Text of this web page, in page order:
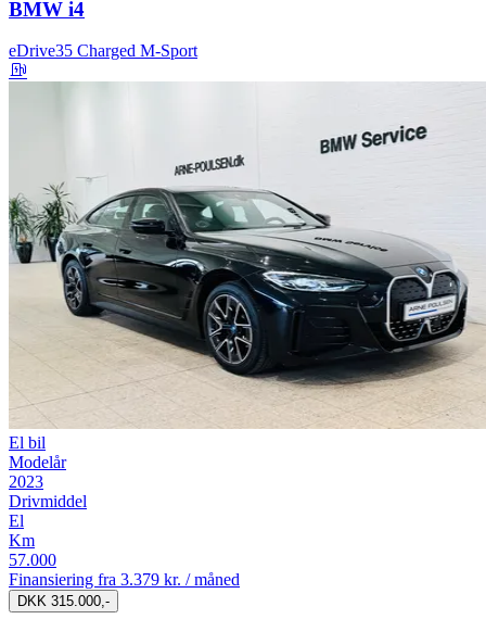
BMW i4
eDrive35 Charged M-Sport
El bil
Modelår
2023
Drivmiddel
El
Km
57.000
Finansiering fra 3.379 kr. / måned
DKK 315.000,-